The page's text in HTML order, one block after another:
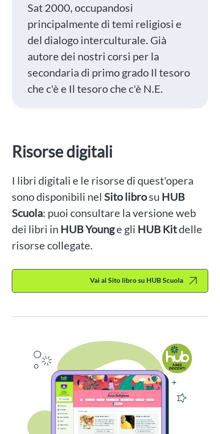
Sat 2000, occupandosi
principalmente di temi religiosi e
del dialogo interculturale. Già
autore dei nostri corsi per la
secondaria di primo grado Il tesoro
che c'è e Il tesoro che c'è N.E.
Risorse digitali
I libri digitali e le risorse di quest'opera
sono disponibili nel Sito librosu HUB
Scuola: puoi consultare la versione web
dei libri in HUB Younge gli HUB Kitdelle
risorse collegate.
Vai al Sito libro su HUB Scuola